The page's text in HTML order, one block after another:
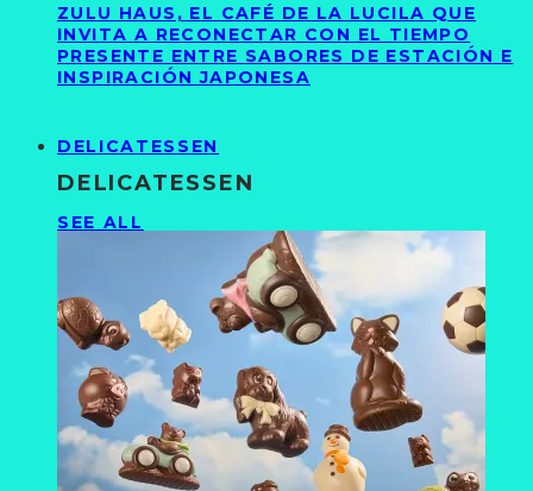
ZULU HAUS, EL CAFÉ DE LA LUCILA QUE
INVITA A RECONECTAR CON EL TIEMPO
PRESENTE ENTRE SABORES DE ESTACIÓN E
INSPIRACIÓN JAPONESA
DELICATESSEN
DELICATESSEN
SEE ALL